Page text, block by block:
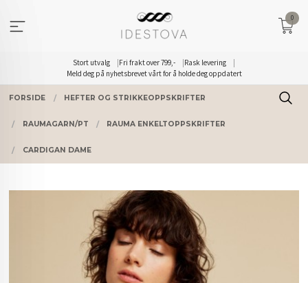
innholdet
Stort utvalg Fri frakt over 799,-
Rask levering
Meld deg på nyhetsbrevet vårt for å holde deg oppdatert
0
FORSIDE HEFTER OG STRIKKEOPPSKRIFTER
RAUMAGARN/PT RAUMA ENKELTOPPSKRIFTER
CARDIGAN DAME